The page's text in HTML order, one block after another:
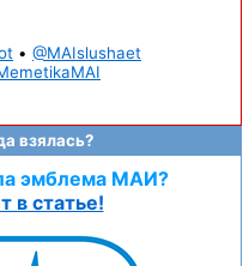
• @MAIslushaet
взялась?
эмблема МАИ?
в статье!